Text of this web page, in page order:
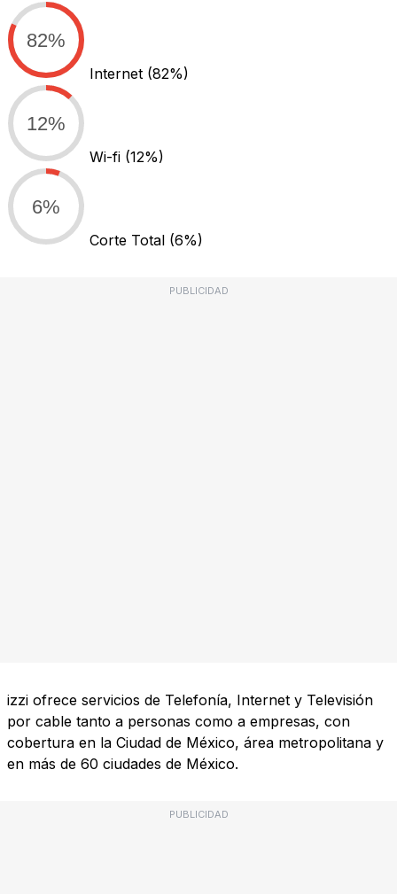
82%
Internet (82%)
12%
Wi-fi (12%)
6%
Corte Total (6%)
PUBLICIDAD
izzi ofrece servicios de Telefonía, Internet y Televisión
por cable tanto a personas como a empresas, con
cobertura en la Ciudad de México, área metropolitana y
en más de 60 ciudades de México.
PUBLICIDAD